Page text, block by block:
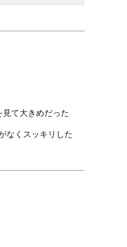
て大きめだった
なくスッキリした